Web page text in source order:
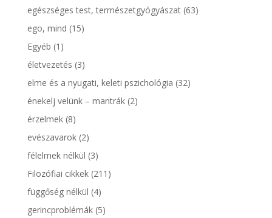
egészséges test, természetgyógyászat(63)
ego, mind (15)
Egyéb (1)
életvezetés (3)
elme és a nyugati, keleti pszichológia (32)
énekelj velünk – mantrák(2)
érzelmek(8)
evészavarok(2)
félelmek nélkül (3)
Filozófiai cikkek(211)
függőség nélkül (4)
gerincproblémák(5)